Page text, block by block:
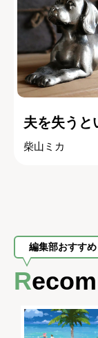
夫を失うと
柴山ミカ
編集部おすすめ